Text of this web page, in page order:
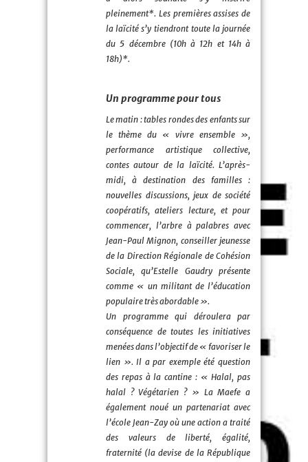
pleinement*. Les premières assises de
la laïcité s’y tiendront toute la journée
du 5 décembre (10h à 12h et 14h à
18h)*.
Un programme pour tous
Le matin : tables rondes des enfants sur
le thème du « vivre ensemble »,
performance artistique collective,
contes autour de la laïcité. L’après-
midi, à destination des familles :
nouvelles discussions, jeux de société
coopératifs, ateliers lecture, et pour
commencer, l’arbre à palabres avec
Jean-Paul Mignon, conseiller jeunesse
de la Direction Régionale de Cohésion
Sociale, qu’Estelle Gaudry présente
comme « un militant de l’éducation
populaire très abordable ».
Un programme qui déroulera par
conséquence de toutes les initiatives
menées dans l’objectif de « favoriser le
lien ». Il a par exemple été question
des repas à la cantine : « Halal, pas
halal ? Végétarien ? » La Maefe a
également noué un partenariat avec
l’école Jean-Zay où une action a traité
des valeurs de liberté, égalité,
fraternité (la devise de la République